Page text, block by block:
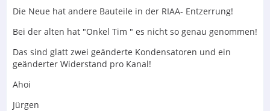
Die Neue hat andere Bauteile in der RIAA- Entzerrung!
Bei der alten hat "Onkel Tim " es nicht so genau genommen!
Das sind glatt zwei geänderte Kondensatoren und ein
geänderter Widerstand pro Kanal!
Ahoi
Jürgen